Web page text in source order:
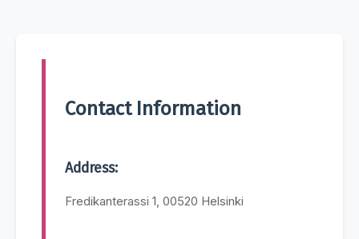
Contact Information
Address:
Fredikanterassi 1, 00520 Helsinki